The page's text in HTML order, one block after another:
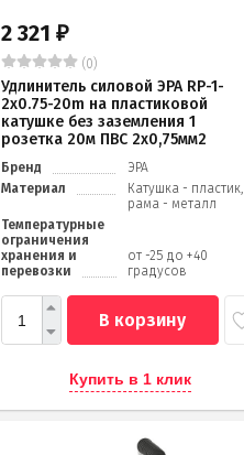
2 321 ₽
(0)
Удлинитель силовой ЭРА RP-1-
2x0.75-20m на пластиковой
катушке без заземления 1
розетка 20м ПВС 2х0,75мм2
Бренд
ЭРА
Материал
Катушка - пластик,
рама - металл
Температурные
ограничения
хранения и
перевозки
от -25 до +40
градусов
В корзину
Купить в 1 клик